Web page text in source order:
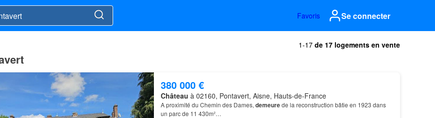
Favoris Se connecter
1-17 de 17 logements en vente
380 000 €
Château à 02160, Pontavert, Aisne, Hauts-de-France
A proximité du Chemin des Dames, demeurede la reconstruction bâtie en 1923 dans
un parc de 11 430m²…